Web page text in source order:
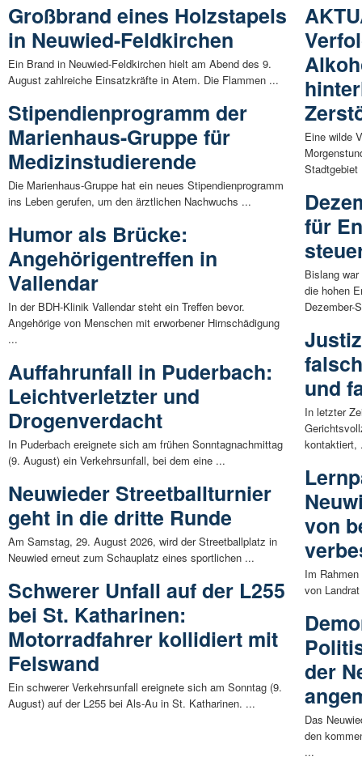
Großbrand eines Holzstapels
in Neuwied-Feldkirchen
Ein Brand in Neuwied-Feldkirchen hielt am Abend des 9.
August zahlreiche Einsatzkräfte in Atem. Die Flammen ...
Stipendienprogramm der
Marienhaus-Gruppe für
Medizinstudierende
Die Marienhaus-Gruppe hat ein neues Stipendienprogramm
ins Leben gerufen, um den ärztlichen Nachwuchs ...
Humor als Brücke:
Angehörigentreffen in
Vallendar
In der BDH-Klinik Vallendar steht ein Treffen bevor.
Angehörige von Menschen mit erworbener Hirnschädigung
...
Auffahrunfall in Puderbach:
Leichtverletzter und
Drogenverdacht
In Puderbach ereignete sich am frühen Sonntagnachmittag
(9. August) ein Verkehrsunfall, bei dem eine ...
Neuwieder Streetballturnier
geht in die dritte Runde
Am Samstag, 29. August 2026, wird der Streetballplatz in
Neuwied erneut zum Schauplatz eines sportlichen ...
Schwerer Unfall auf der L255
bei St. Katharinen:
Motorradfahrer kollidiert mit
Felswand
Ein schwerer Verkehrsunfall ereignete sich am Sonntag (9.
August) auf der L255 bei Als-Au in St. Katharinen. ...
Eine wilde
Stadtgebiet
für
Bislang
die hohen
Dezember-
und
In letzter
kontaktiert,
von
Im
von
der
Das
den
...